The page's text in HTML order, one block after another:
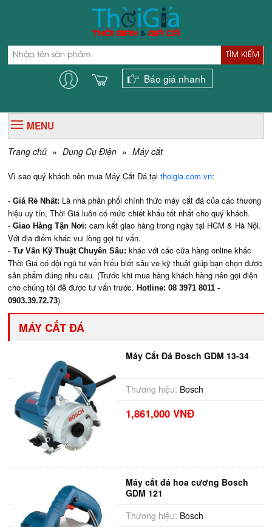
TÌM KIẾM
Báo giá nhanh
MENU
Trang chủ » Dụng Cụ Điện » Máy cắt
Vì sao quý khách nên mua Máy Cắt Đátạithoigia.com.vn:
-Giá Rẻ Nhất: Là nhà phân phối chính thức máy cắt đá của các thương
hiệu uy tín, Thời Giá luôn có mức chiết khấu tốt nhất cho quý khách.
-Giao Hàng Tận Nơi:cam kết giao hàng trong ngày tại HCM & Hà Nội.
Với địa điểm khác vui lòng gọi tư vấn.
-Tư Vấn Kỹ Thuật Chuyên Sâu: khác với các cửa hàng online khác
Thời Giá có đội ngũ tư vấn hiểu biết sâu về kỹ thuật giúp bạn chọn được
sản phẩm đúng nhu cầu. (Trước khi mua hàng khách hàng nên gọi điện
cho chúng tôi đễ được tư vấn trước.Hotline: 08 3971 8011 -
0903.39.72.73).
MÁY CẮT ĐÁ
Máy Cắt Đá Bosch GDM 13-34
Thương hiệu: Bosch
1,861,000 VNĐ
Máy cắt đá hoa cương Bosch
GDM 121
Thương hiệu: Bosch